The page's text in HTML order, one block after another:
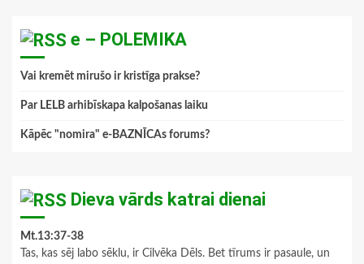
e – POLEMIKA
Vai kremēt mirušo ir kristīga prakse?
Par LELB arhibīskapa kalpošanas laiku
Kāpēc "nomira" e-BAZNĪCAs forums?
Dieva vārds katrai dienai
Mt.13:37-38
Tas, kas sēj labo sēklu, ir Cilvēka Dēls. Bet tīrums ir pasaule, un